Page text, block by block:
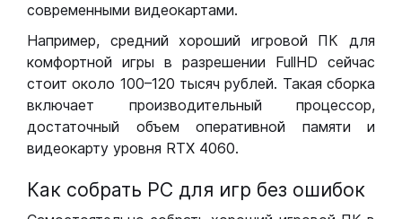
современными видеокартами.
Например, средний хороший игровой ПК для
комфортной игры в разрешении FullHD сейчас
стоит около 100–120 тысяч рублей. Такая сборка
включает производительный процессор,
достаточный объем оперативной памяти и
видеокарту уровня RTX 4060.
Как собрать РС для игр без ошибок